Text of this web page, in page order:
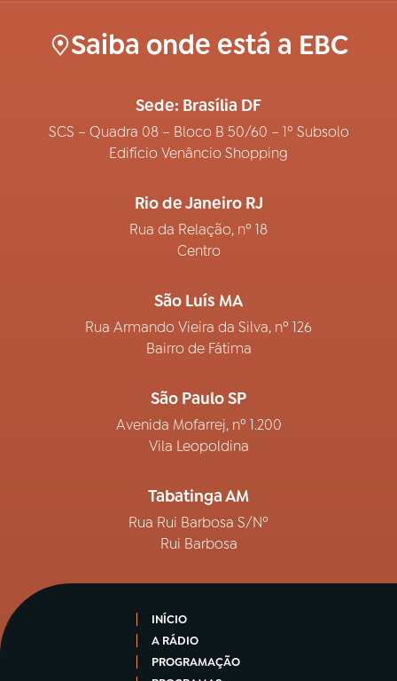
Saiba onde está a EBC
Sede: Brasília DF
SCS – Quadra 08 – Bloco B 50/60 – 1º Subsolo
Edifício Venâncio Shopping
Rio de Janeiro RJ
Rua da Relação, nº 18
Centro
São Luís MA
Rua Armando Vieira da Silva, nº 126
Bairro de Fátima
São Paulo SP
Avenida Mofarrej, nº 1.200
Vila Leopoldina
Tabatinga AM
Rua Rui Barbosa S/Nº
Rui Barbosa
INÍCIO
A RÁDIO
PROGRAMAÇÃO